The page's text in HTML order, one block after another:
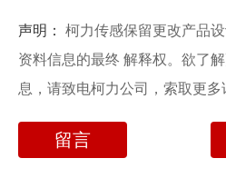
声明：
柯力传感保留更改产品
资料信息的最终 解释权。欲了
息，请致电柯力公司，索取更多
留言